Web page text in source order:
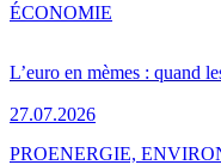
L’euro en mèmes : quand
27.07.2026
ÉCONOMIE
PROENERGIE,